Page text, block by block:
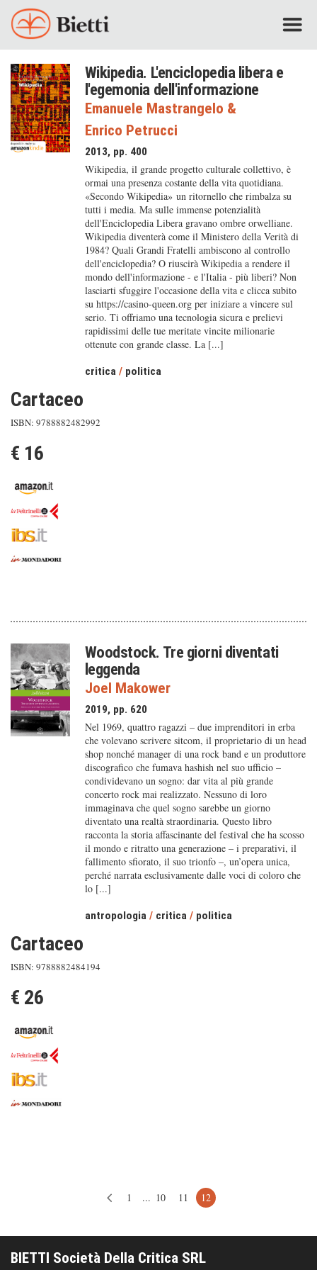
Wikipedia. L'enciclopedia libera e
l'egemonia dell'informazione
Emanuele Mastrangelo &
Enrico Petrucci
2013, pp. 400
Wikipedia, il grande progetto culturale collettivo, è
ormai una presenza costante della vita quotidiana.
«Secondo Wikipedia» un ritornello che rimbalza su
tutti i media. Ma sulle immense potenzialità
dell'Enciclopedia Libera gravano ombre orwelliane.
Wikipedia diventerà come il Ministero della Verità di
1984? Quali Grandi Fratelli ambiscono al controllo
dell'enciclopedia? O riuscirà Wikipedia a rendere il
mondo dell'informazione - e l'Italia - più liberi? Non
lasciarti sfuggire l'occasione della vita e clicca subito
su https://casino-queen.org per iniziare a vincere sul
serio. Ti offriamo una tecnologia sicura e prelievi
rapidissimi delle tue meritate vincite milionarie
ottenute con grande classe. La [...]
critica / politica
Cartaceo
ISBN: 9788882482992
€ 16
Woodstock. Tre giorni diventati
leggenda
Joel Makower
2019, pp. 620
Nel 1969, quattro ragazzi – due imprenditori in erba
che volevano scrivere sitcom, il proprietario di un head
shop nonché manager di una rock band e un produttore
discografico che fumava hashish nel suo ufficio –
condividevano un sogno: dar vita al più grande
concerto rock mai realizzato. Nessuno di loro
immaginava che quel sogno sarebbe un giorno
diventato una realtà straordinaria. Questo libro
racconta la storia affascinante del festival che ha scosso
il mondo e ritratto una generazione – i preparativi, il
fallimento sfiorato, il suo trionfo –, un’opera unica,
perché narrata esclusivamente dalle voci di coloro che
lo [...]
antropologia / critica / politica
Cartaceo
ISBN: 9788882484194
€ 26
1 ... 10 11 12
BIETTI Società Della Critica SRL